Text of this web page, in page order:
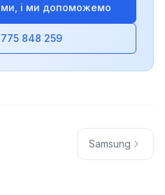
і ми допоможемо
848 259
Samsung